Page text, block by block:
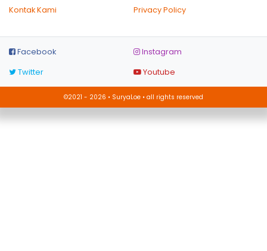
Kontak Kami
Privacy Policy
Facebook
Instagram
Twitter
Youtube
©2021 - 2026 • SuryaLoe • all rights reserved